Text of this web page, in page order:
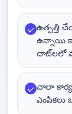
✓ ఉత్పత్తి
ఉన్నాయి
చాట్‌లలో
✓ చాలా
ఎంపికలు